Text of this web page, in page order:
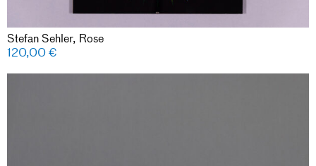
Stefan Sehler, Rose
120,00€